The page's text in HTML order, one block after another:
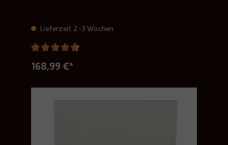
Lieferzeit 2-3 Wochen
168,99 €*